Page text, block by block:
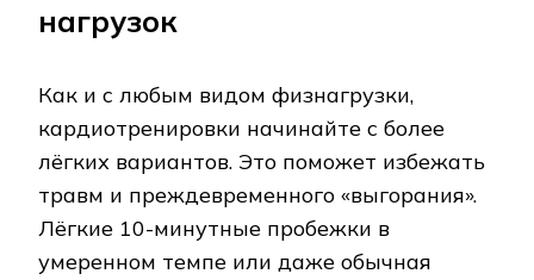
нагрузок
Как и с любым видом физнагрузки,
кардиотренировки начинайте с более
лёгких вариантов. Это поможет избежать
травм и преждевременного «выгорания».
Лёгкие 10-минутные пробежки в
умеренном темпе или даже обычная